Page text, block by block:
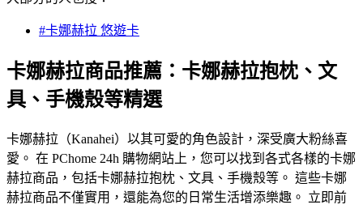
#卡娜赫拉 悠遊卡
卡娜赫拉商品推薦：卡娜赫拉抱枕、文
具、手機殼等精選
卡娜赫拉（Kanahei）以其可愛的角色設計，深受廣大粉絲喜
愛。 在 PChome 24h 購物網站上，您可以找到各式各樣的卡娜
赫拉商品，包括卡娜赫拉抱枕、文具、手機殼等。 這些卡娜
赫拉商品不僅實用，還能為您的日常生活增添樂趣。 立即前